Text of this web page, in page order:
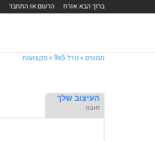
ברוך הבא אורח הרשם או התחבר
מגנטים »גודל 9x5 » מקצועות
העיצוב שלך
חובה